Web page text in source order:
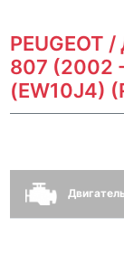
807 (2002
(EW10J4)